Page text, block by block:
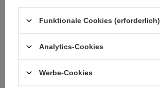
METHODEN DER PRODUKT-
KENNZEICHNUNG:
Reinigung
Funktionale Cookies (erforderlich)
Analytics-Cookies
Werbe-Cookies